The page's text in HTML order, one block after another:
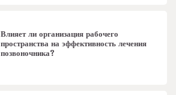
Влияет ли организация рабочего
пространства на эффективность лечения
позвоночника?